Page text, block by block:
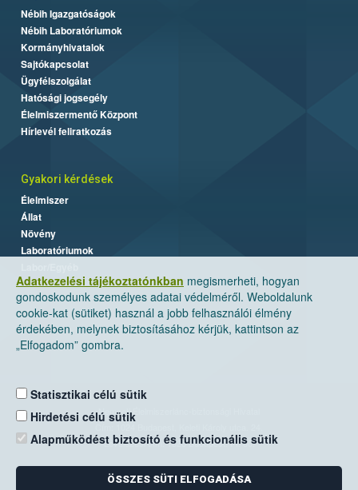
Adatkezelési tájékoztatónkban megismerheti, hogyan
gondoskodunk személyes adatai védelméről. Weboldalunk
cookie-kat (sütiket) használ a jobb felhasználói élmény
érdekében, melynek biztosításához kérjük, kattintson az
„Elfogadom” gombra.
Statisztikai célú sütik
Hirdetési célú sütik
Alapműködést biztosító és funkcionális sütik
ÖSSZES SÜTI ELFOGADÁSA
Nébih Igazgatóságok
Nébih Laboratóriumok
Kormányhivatalok
Sajtókapcsolat
Ügyfélszolgálat
Hatósági jogsegély
Élelmiszermentő Központ
Hírlevél feliratkozás
Gyakori kérdések
Élelmiszer
Állat
Növény
Laboratóriumok
Nemzeti Élelmiszerlánc-biztonsági Hivatal
Levelezési cím: 1525 Budapest. Pf. 30.
E-mail:ugyfelszolgalat@nebih.gov.hu